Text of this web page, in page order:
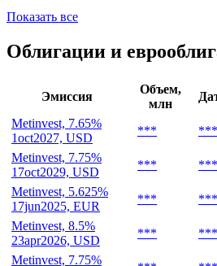
Показать все
Облигации и
Эмиссия
Объем,
млн
Metinvest, 7.65%
1oct2027, USD
*** ***
Metinvest, 7.75%
17oct2029, USD
*** ***
Metinvest, 5.625%
17jun2025, EUR
*** ***
Metinvest, 8.5%
23apr2026, USD
*** ***
Metinvest, 7.75%